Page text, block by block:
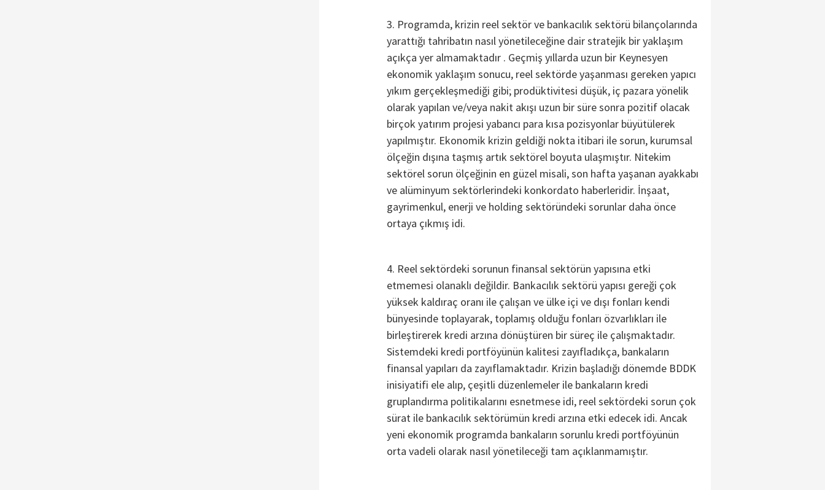
3. Programda, krizin reel sektör ve bankacılık sektörü bilançolarında
yarattığı tahribatın nasıl yönetileceğine dair stratejik bir yaklaşım
açıkça yer almamaktadır . Geçmiş yıllarda uzun bir Keynesyen
ekonomik yaklaşım sonucu, reel sektörde yaşanması gereken yapıcı
yıkım gerçekleşmediği gibi; prodüktivitesi düşük, iç pazara yönelik
olarak yapılan ve/veya nakit akışı uzun bir süre sonra pozitif olacak
birçok yatırım projesi yabancı para kısa pozisyonlar büyütülerek
yapılmıştır. Ekonomik krizin geldiği nokta itibari ile sorun, kurumsal
ölçeğin dışına taşmış artık sektörel boyuta ulaşmıştır. Nitekim
sektörel sorun ölçeğinin en güzel misali, son hafta yaşanan ayakkabı
ve alüminyum sektörlerindeki konkordato haberleridir. İnşaat,
gayrimenkul, enerji ve holding sektöründeki sorunlar daha önce
ortaya çıkmış idi.
4. Reel sektördeki sorunun finansal sektörün yapısına etki
etmemesi olanaklı değildir. Bankacılık sektörü yapısı gereği çok
yüksek kaldıraç oranı ile çalışan ve ülke içi ve dışı fonları kendi
bünyesinde toplayarak, toplamış olduğu fonları özvarlıkları ile
birleştirerek kredi arzına dönüştüren bir süreç ile çalışmaktadır.
Sistemdeki kredi portföyünün kalitesi zayıfladıkça, bankaların
finansal yapıları da zayıflamaktadır. Krizin başladığı dönemde BDDK
inisiyatifi ele alıp, çeşitli düzenlemeler ile bankaların kredi
gruplandırma politikalarını esnetmese idi, reel sektördeki sorun çok
sürat ile bankacılık sektörümün kredi arzına etki edecek idi. Ancak
yeni ekonomik programda bankaların sorunlu kredi portföyünün
orta vadeli olarak nasıl yönetileceği tam açıklanmamıştır.